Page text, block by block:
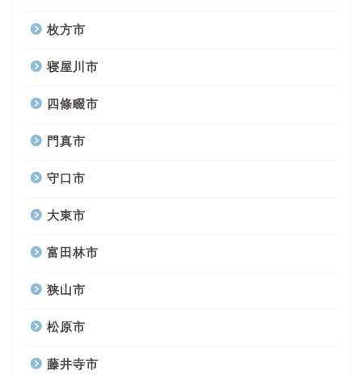
枚方市
寝屋川市
四條畷市
門真市
守口市
大東市
富田林市
狭山市
松原市
藤井寺市